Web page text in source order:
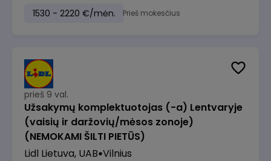
1530 - 2220 €/mėn. Prieš mokesčius
prieš 9 val.
Užsakymų komplektuotojas (-a) Lentvaryje
(vaisių ir daržovių/mėsos zonoje)
(NEMOKAMI ŠILTI PIETŪS)
Lidl Lietuva, UAB Vilnius